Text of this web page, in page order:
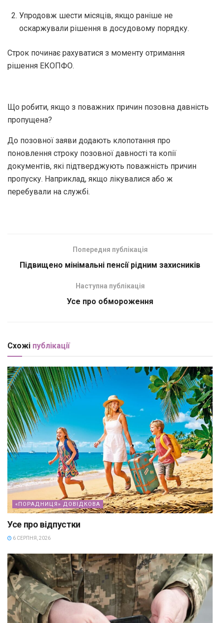
Упродовж шести місяців, якщо раніше не
оскаржували рішення в досудовому порядку.
Строк починає рахуватися з моменту отримання
рішення ЕКОПФО.
Що робити, якщо з поважних причин позовна давність
пропущена?
До позовної заяви додають клопотання про
поновлення строку позовної давності та копії
документів, які підтверджують поважність причин
пропуску. Наприклад, якщо лікувалися або ж
перебували на службі.
Попередня публікація
Підвищено мінімальні пенсії рідним захисників
Наступна публікація
Усе про обмороження
Схожі публікації
«ПОРАДНИЦЯ» ДОВІДКОВА
Усе про відпустки
6 СЕРПНЯ, 2026